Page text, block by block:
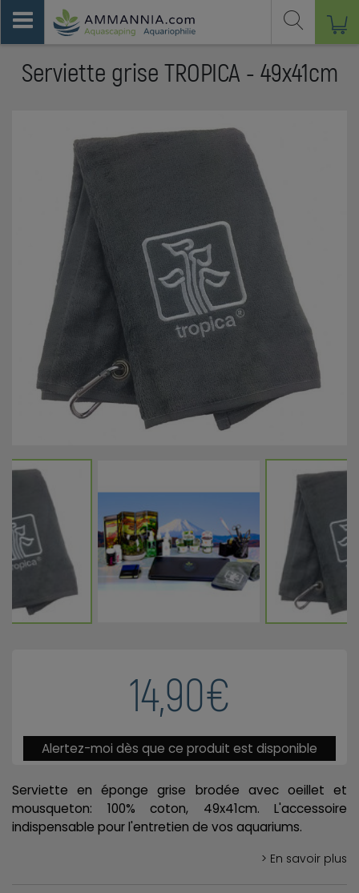
14,90€
Alertez-moi dès que ce produit est disponible
Serviette en éponge grise brodée avec oeillet et
mousqueton: 100% coton, 49x41cm. L'accessoire
indispensable pour l'entretien de vos aquariums.
> En savoir plus
Serviette grise TROPICA - 49x41cm